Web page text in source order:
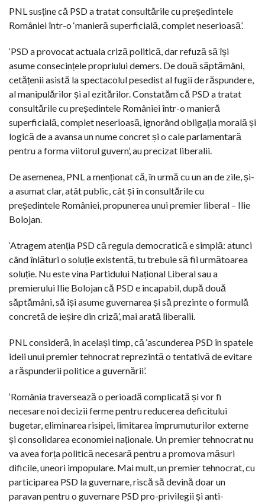
PNL susține că PSD a tratat consultările cu președintele
României într-o ‘manieră superficială, complet neserioasă’.
‘PSD a provocat actuala criză politică, dar refuză să își
asume consecințele propriului demers. De două săptămâni,
cetățenii asistă la spectacolul pesedist al fugii de răspundere,
al manipulărilor și al ezitărilor. Constatăm că PSD a tratat
consultările cu președintele României într-o manieră
superficială, complet neserioasă, ignorând obligația morală și
logică de a avansa un nume concret și o cale parlamentară
pentru a forma viitorul guvern’, au precizat liberalii.
De asemenea, PNL a menționat că, în urmă cu un an de zile, și-
a asumat clar, atât public, cât și în consultările cu
președintele României, propunerea unui premier liberal – Ilie
Bolojan.
‘Atragem atenția PSD că regula democratică e simplă: atunci
când înlături o soluție existentă, tu trebuie să fii următoarea
soluție. Nu este vina Partidului Național Liberal sau a
premierului Ilie Bolojan că PSD e incapabil, după două
săptămâni, să își asume guvernarea și să prezinte o formulă
concretă de ieșire din criză’, mai arată liberalii.
PNL consideră, în același timp, că ‘ascunderea PSD în spatele
ideii unui premier tehnocrat reprezintă o tentativă de evitare
a răspunderii politice a guvernării’.
‘România traversează o perioadă complicată și vor fi
necesare noi decizii ferme pentru reducerea deficitului
bugetar, eliminarea risipei, limitarea împrumuturilor externe
și consolidarea economiei naționale. Un premier tehnocrat nu
va avea forța politică necesară pentru a promova măsuri
dificile, uneori impopulare. Mai mult, un premier tehnocrat, cu
participarea PSD la guvernare, riscă să devină doar un
paravan pentru o guvernare PSD pro-privilegii și anti-